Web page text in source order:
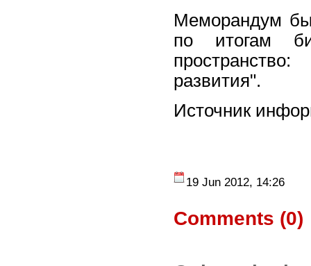
Меморандум
по итогам
развития".
Источник
19 Jun 2012, 14:26
Comments (0)